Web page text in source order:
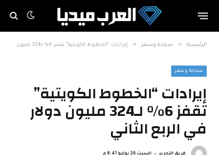
الرئيسية » سياحة وسفر » إيرادات “الخطوط الكويتية” تقفز 6% لـ324 مليون دولار في الربع الثاني
سياحة وسفر
إيرادات “الخطوط الكويتية”
تقفز 6% لـ324 مليون دولار
في الربع الثاني